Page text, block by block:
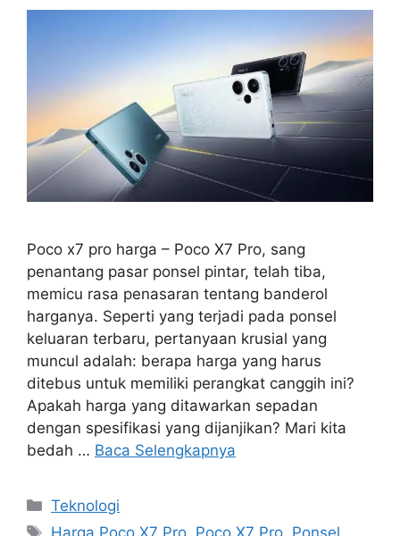
Poco x7 pro harga – Poco X7 Pro, sang
penantang pasar ponsel pintar, telah tiba,
memicu rasa penasaran tentang banderol
harganya. Seperti yang terjadi pada ponsel
keluaran terbaru, pertanyaan krusial yang
muncul adalah: berapa harga yang harus
ditebus untuk memiliki perangkat canggih ini?
Apakah harga yang ditawarkan sepadan
dengan spesifikasi yang dijanjikan? Mari kita
bedah … Baca Selengkapnya
Kategori
Teknologi
Tag
Harga Poco X7 Pro, Poco X7 Pro, Ponsel